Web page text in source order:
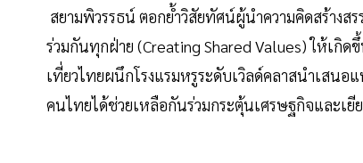
สยามพิวรรธน์ ตอกย้ำวิสัยทัศน์ผู้นำความคิดสร้าง
ร่วมกันทุกฝ่าย (Creating Shared Values) ให้เกิ
เที่ยวไทยผนึกโรงแรมหรูระดับเวิลด์คลาสนำเสน
คนไทยได้ช่วยเหลือกันร่วมกระตุ้นเศรษฐกิจและเ